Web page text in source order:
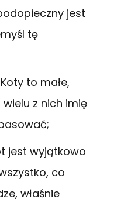
jest
tę
to małe,
wielu z nich imię
jest wyjątkowo
co
właśnie